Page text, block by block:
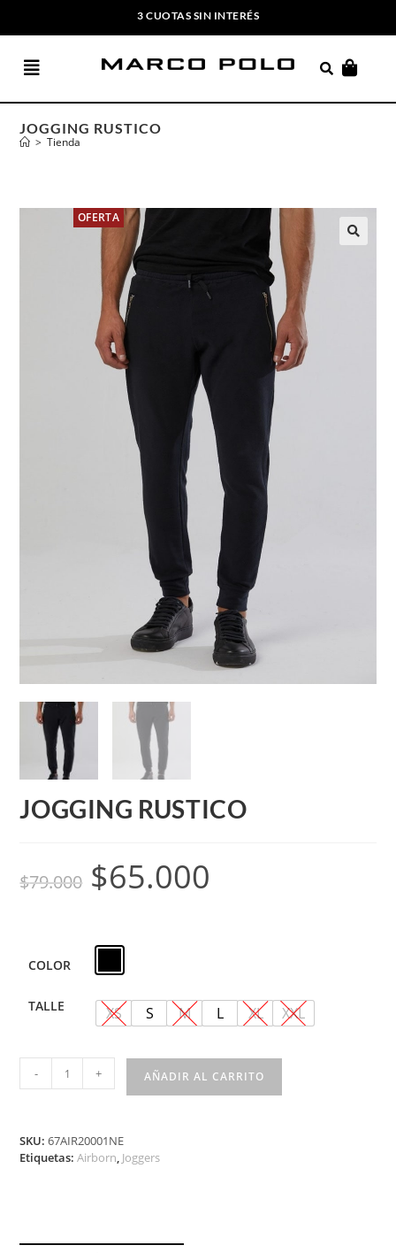
3 CUOTAS SIN INTERÉS
JOGGING RUSTICO
> Tienda
OFERTA
JOGGING RUSTICO
$79.000 $65.000
COLOR
TALLE XS S M L XL XXL
- + AÑADIR AL CARRITO
SKU:67AIR20001NE
Etiquetas:Airborn, Joggers